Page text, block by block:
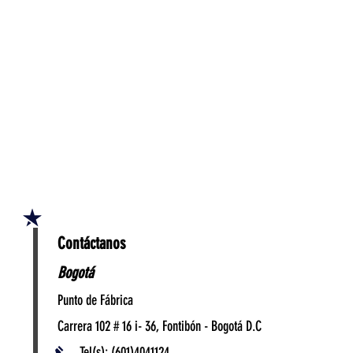
Contáctanos
Bogotá
Punto de Fábrica
Carrera 102 # 16 i- 36, Fontibón - Bogotá D.C